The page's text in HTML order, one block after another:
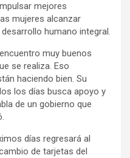
mejores
mujeres alcanzar
humano integral.
muy buenos
se realiza. Eso
haciendo bien. Su
los días busca apoyo y
de un gobierno que
días regresará al
de tarjetas del